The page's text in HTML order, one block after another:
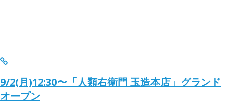
9/2(月)12:30〜「人類右衛門 玉造本店」グランド
オープン